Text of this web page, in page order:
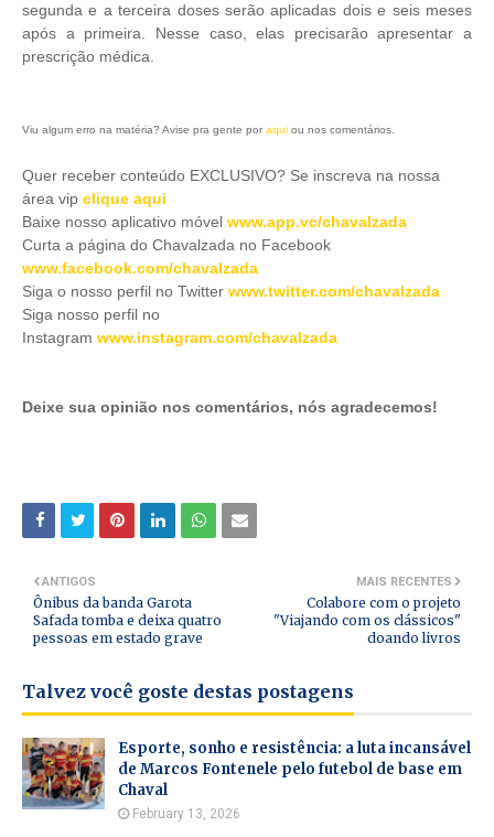
segunda e a terceira doses serão aplicadas dois e seis meses
após a primeira. Nesse caso, elas precisarão apresentar a
prescrição médica.
Viu algum erro na matéria? Avise pra gente por aqui ou nos comentários.
Quer receber conteúdo EXCLUSIVO? Se inscreva na nossa
área vip clique aqui
Baixe nosso aplicativo móvel www.app.vc/chavalzada
Curta a página do Chavalzada no Facebook
www.facebook.com/chavalzada
Siga o nosso perfil no Twitter www.twitter.com/chavalzada
Siga nosso perfil no
Instagram www.instagram.com/chavalzada
Deixe sua opinião nos comentários, nós agradecemos!
MAIS RECENTES
Colabore com o projeto
"Viajando com os clássicos"
doando livros
ANTIGOS
Ônibus da banda Garota
Safada tomba e deixa quatro
pessoas em estado grave
Talvez você goste destas postagens
Esporte, sonho e resistência: a luta incansável
de Marcos Fontenele pelo futebol de base em
Chaval
February 13, 2026